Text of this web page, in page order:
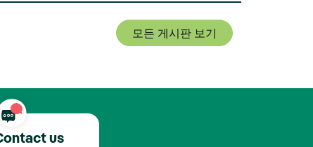
모든 게시판 보기
us